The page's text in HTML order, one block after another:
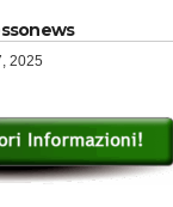
2025